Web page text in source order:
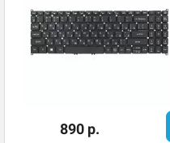
890 р.